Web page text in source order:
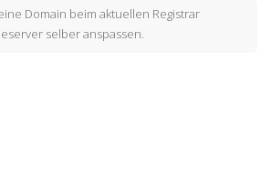
Domain beim aktuellen Registrar
selber anspassen.